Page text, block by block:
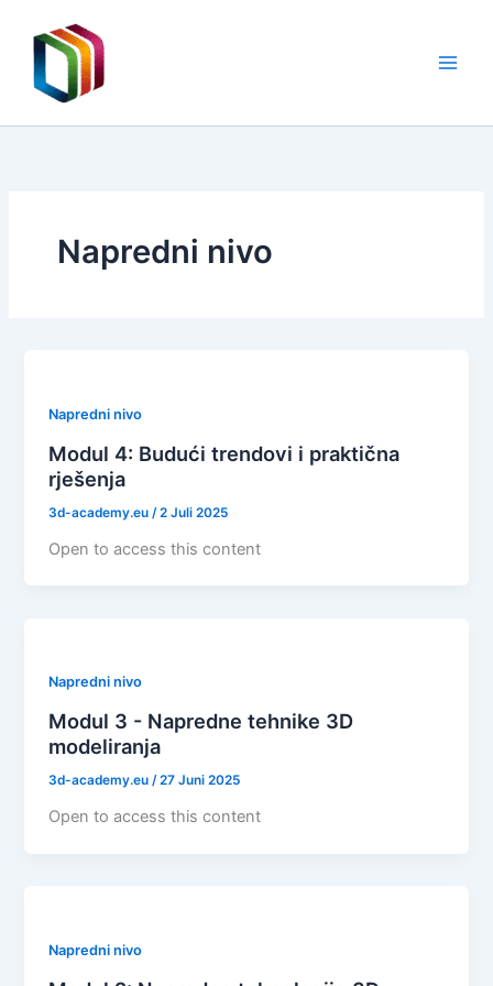
sadržaj
Napredni nivo
Napredni nivo
Modul 4: Budući trendovi i praktična
rješenja
3d-academy.eu /2 Juli 2025
Open to access this content
Napredni nivo
Modul 3 - Napredne tehnike 3D
modeliranja
3d-academy.eu/27 Juni 2025
Open to access this content
Napredni nivo